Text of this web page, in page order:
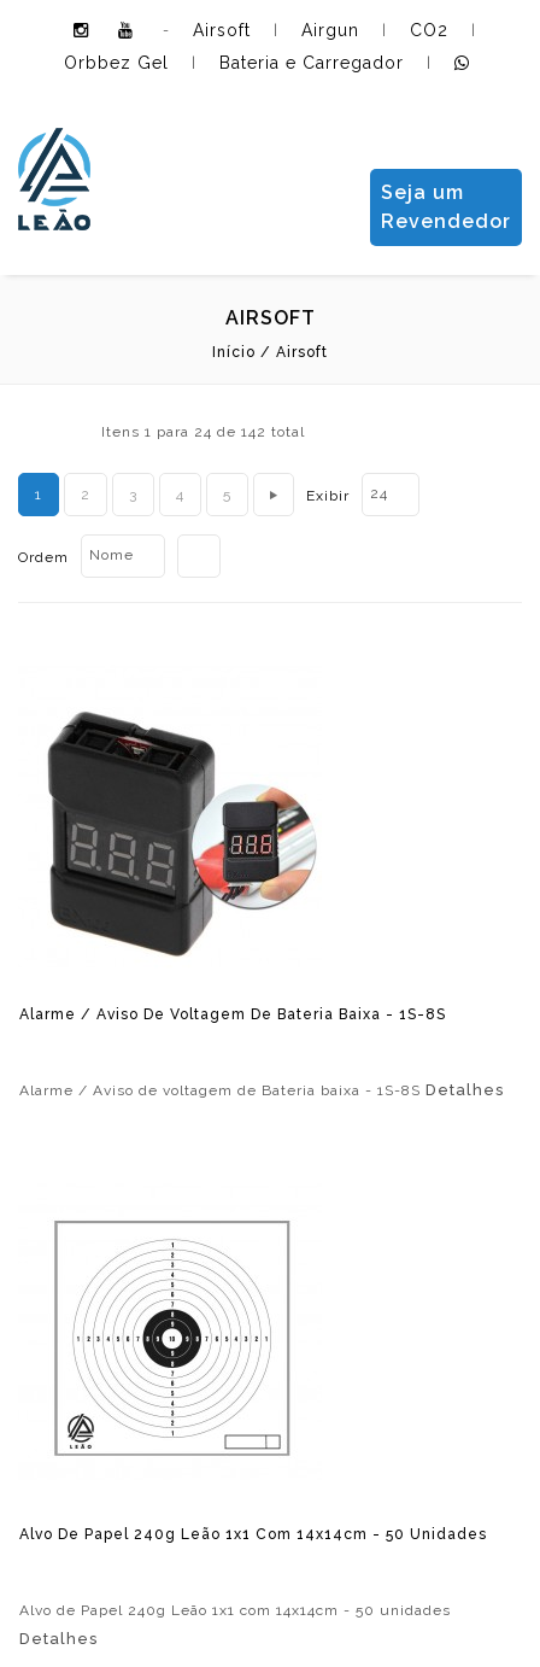
- Airsoft Airgun CO2
Orbbez Gel Bateria e Carregador
Seja um
Revendedor
AIRSOFT
Início / Airsoft
Itens 1 para 24 de 142 total
1 2 3 4 5 Exibir 24
Ordem Nome
Alarme / Aviso De Voltagem De Bateria Baixa - 1S-8S
Alarme / Aviso de voltagem de Bateria baixa - 1S-8S Detalhes
Alvo De Papel 240g Leão 1x1 Com 14x14cm - 50 Unidades
Alvo de Papel 240g Leão 1x1 com 14x14cm - 50 unidades
Detalhes